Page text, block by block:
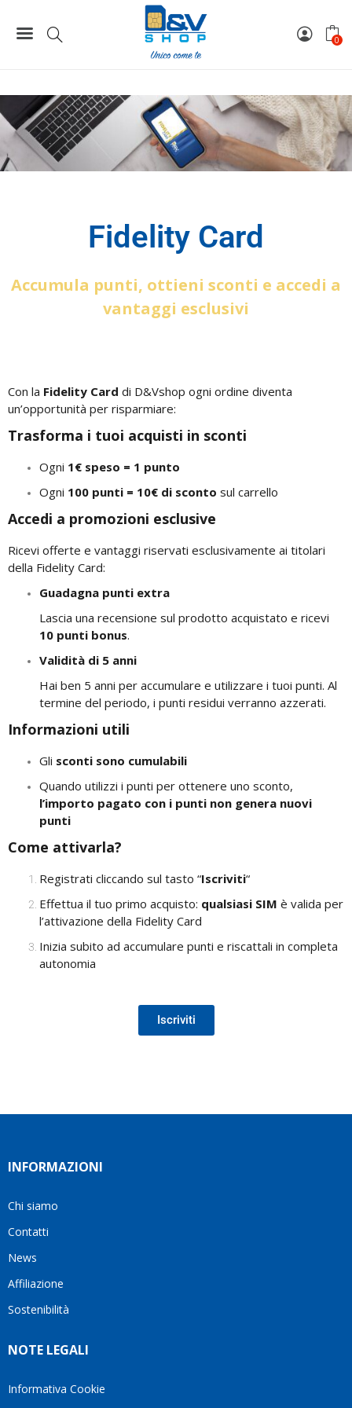
0
Fidelity Card
Accumula punti, ottieni sconti e accedi a
vantaggi esclusivi
Con la Fidelity Card di D&Vshop ogni ordine diventa
un’opportunità per risparmiare:
Trasforma i tuoi acquisti in sconti
Ogni 1€ speso = 1 punto
Ogni 100 punti = 10€ di sconto sul carrello
Accedi a promozioni esclusive
Ricevi offerte e vantaggi riservati esclusivamente ai titolari
della Fidelity Card:
Guadagna punti extra
Lascia una recensione sul prodotto acquistato e ricevi
10 punti bonus.
Validità di 5 anni
Hai ben 5 anni per accumulare e utilizzare i tuoi punti. Al
termine del periodo, i punti residui verranno azzerati.
Informazioni utili
Gli sconti sono cumulabili
Quando utilizzi i punti per ottenere uno sconto,
l’importo pagato con i punti non genera nuovi
punti
Come attivarla?
Registrati cliccando sul tasto “Iscriviti“
Effettua il tuo primo acquisto: qualsiasi SIM è valida per
l’attivazione della Fidelity Card
Inizia subito ad accumulare punti e riscattali in completa
autonomia
Iscriviti
INFORMAZIONI
Chi siamo
Contatti
News
Affiliazione
Sostenibilità
NOTE LEGALI
Informativa Cookie